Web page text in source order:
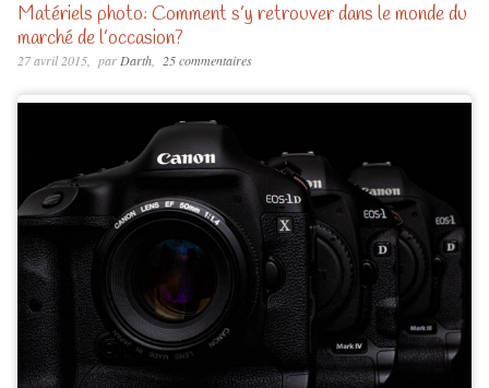
Matériels photo: Comment s’y retrouver dans le monde du
marché de l’occasion?
27 avril 2015 parDarth 25 commentaires